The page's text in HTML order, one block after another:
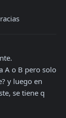
A o B pero solo
y luego en
se tiene q